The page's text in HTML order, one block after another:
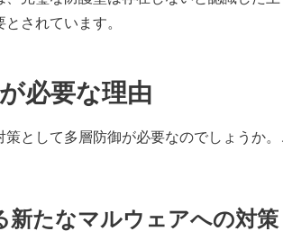
されています。
必要な理由
策として多層防御が必要なのでしょうか
たなマルウェアへの対策